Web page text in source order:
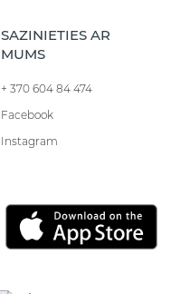
SAZINIETIES AR
MUMS
+ 370 604 84 474
Facebook
Instagram